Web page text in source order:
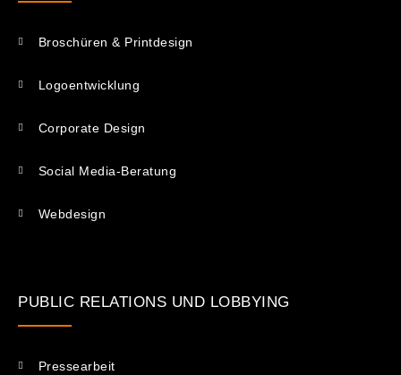
Broschüren & Printdesign
Logoentwicklung
Corporate Design
Social Media-Beratung
Webdesign
PUBLIC RELATIONS UND LOBBYING
Pressearbeit